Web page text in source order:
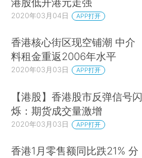
2020年03月04日 APP打开
香港核心街区现空铺潮 中介
料租金重返2006年水平
2020年03月03日 APP打开
【港股】香港股市反弹信号闪
烁：期货成交量激增
2020年03月03日 APP打开
香港1月零售额同比跌21% 分